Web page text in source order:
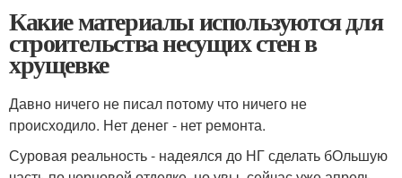
Какие материалы используются для
строительства несущих стен в
хрущевке
Давно ничего не писал потому что ничего не
происходило. Нет денег - нет ремонта.
Суровая реальность - надеялся до НГ сделать бОльшую